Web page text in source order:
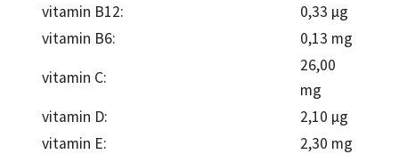
vitamin B12:
0,33 µg
vitamin B6:
0,13 mg
vitamin C:
26,00
mg
vitamin D:
2,10 µg
vitamin E:
2,30 mg